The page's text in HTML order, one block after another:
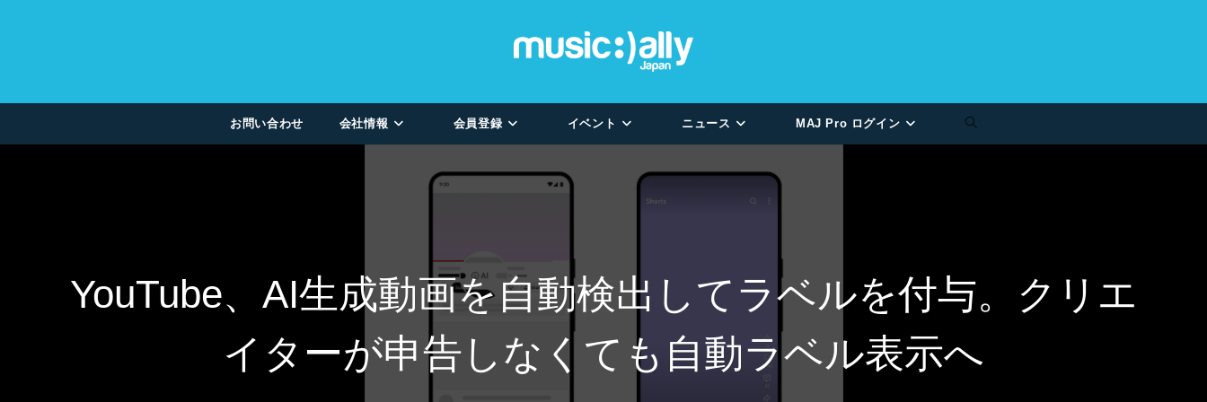
お問い合わせ 会社情報 会員登録 イベント ニュース MAJ Pro ログイン
YouTube、AI生成動画を自動検出してラベルを付与。クリエ
イターが申告しなくても自動ラベル表示へ